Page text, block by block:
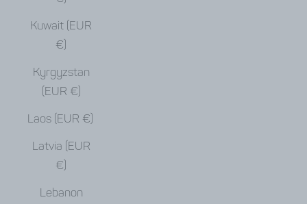
Kuwait (EUR
€)
Kyrgyzstan
(EUR €)
Laos (EUR €)
Latvia (EUR
€)
Lebanon